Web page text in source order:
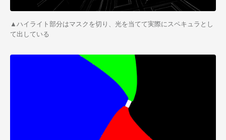
▲ハイライト部分はマスクを切り、光を当てて実際にスペキュラとし
て出している